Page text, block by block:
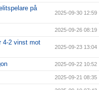
på
2025-09-30 12:59
2025-09-26 08:19
4-2 vinst mot
2025-09-23 13:04
2025-09-22 10:52
2025-09-21 08:35